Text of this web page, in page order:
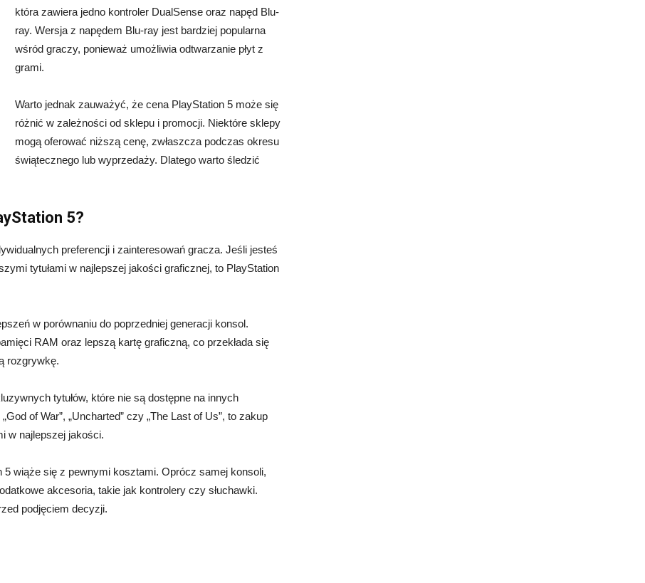
która zawiera jedno kontroler DualSense oraz napęd Blu-
ray. Wersja z napędem Blu-ray jest bardziej popularna
wśród graczy, ponieważ umożliwia odtwarzanie płyt z
grami.
Warto jednak zauważyć, że cena PlayStation 5 może się
różnić w zależności od sklepu i promocji. Niektóre sklepy
mogą oferować niższą cenę, zwłaszcza podczas okresu
świątecznego lub wyprzedaży. Dlatego warto śledzić
5?
preferencji i zainteresowań gracza. Jeśli jesteś
tytułami w najlepszej jakości graficznej, to PlayStation
w porównaniu do poprzedniej generacji konsol.
RAM oraz lepszą kartę graficzną, co przekłada się
rozgrywkę.
tytułów, które nie są dostępne na innych
of War”, „Uncharted” czy „The Last of Us”, to zakup
w najlepszej jakości.
wiąże się z pewnymi kosztami. Oprócz samej konsoli,
akcesoria, takie jak kontrolery czy słuchawki.
podjęciem decyzji.